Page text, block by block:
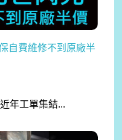
自費維修不到原廠半
年工單集結...